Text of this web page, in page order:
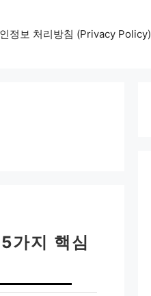
정보 처리방침 (Privacy Policy)
가지 핵심